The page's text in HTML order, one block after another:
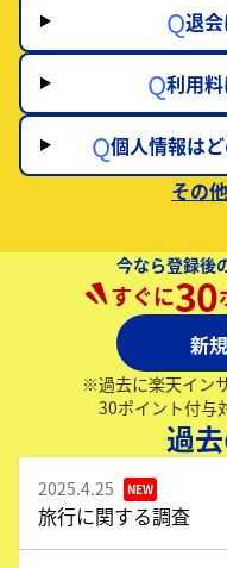
Q退
Q利用
Q個人情報は
その
今なら登録後
すぐに30
新
※過去に楽天イン
30ポイント付与
過
2025.4.25
旅行に関する調査